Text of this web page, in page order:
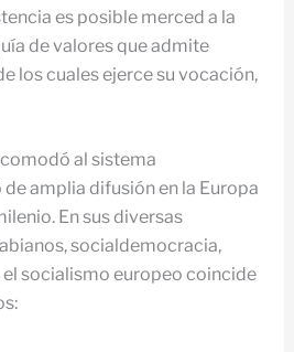
es posible merced a la
de valores que admite
los cuales ejerce su vocación,
al sistema
amplia difusión en la Europa
En sus diversas
socialdemocracia,
socialismo europeo coincide